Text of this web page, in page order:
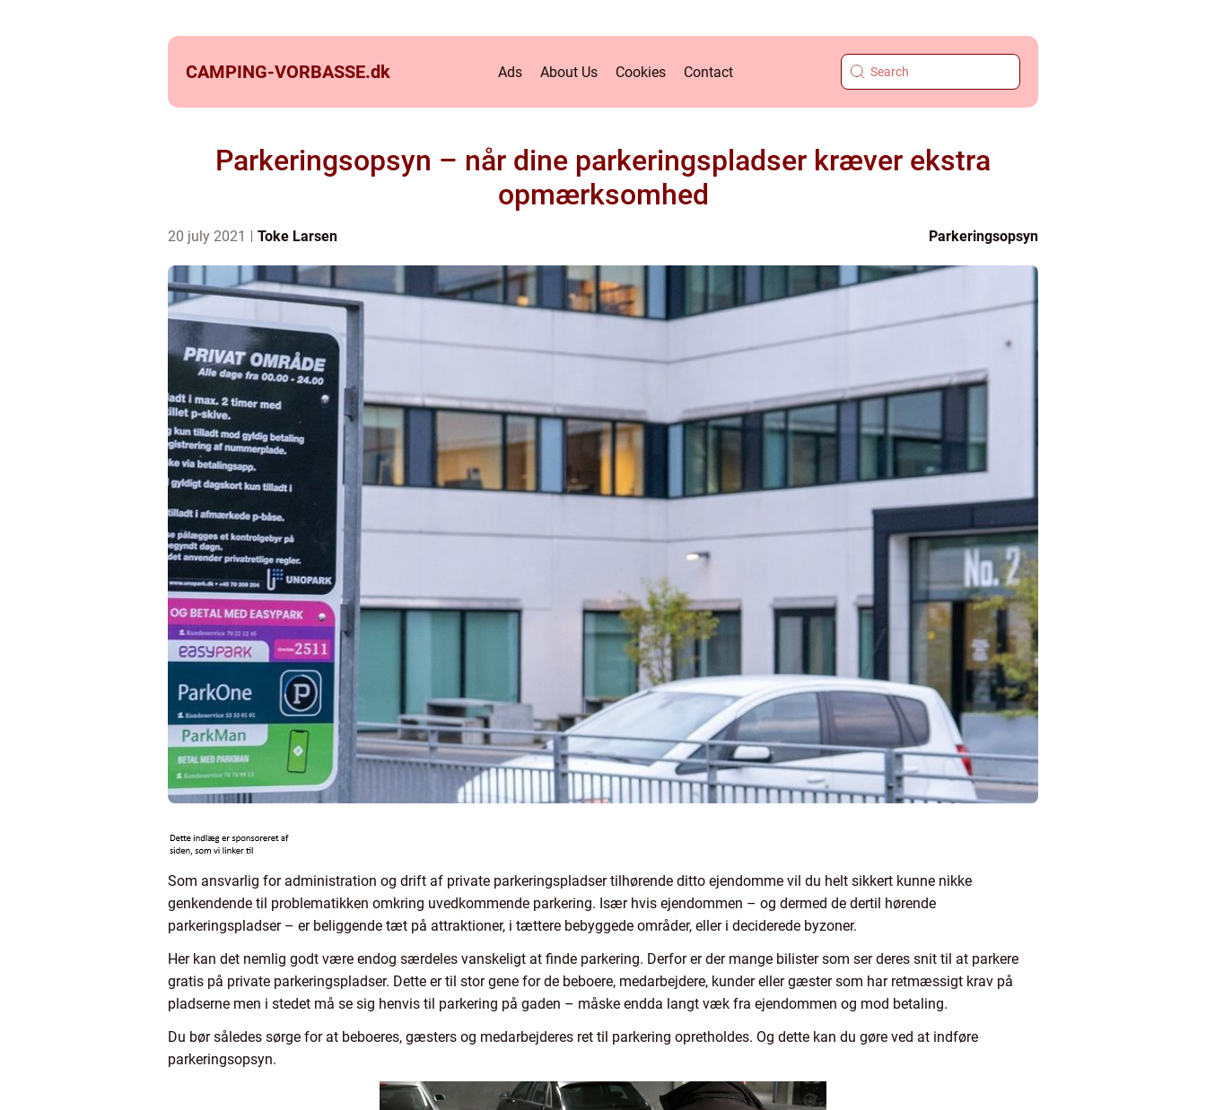
CAMPING-VORBASSE.dk Ads About Us Cookies Contact
Parkeringsopsyn – når dine parkeringspladser kræver ekstra
opmærksomhed
20 july 2021 Toke Larsen Parkeringsopsyn
Som ansvarlig for administration og drift af private parkeringspladser tilhørende ditto ejendomme vil du helt sikkert kunne nikke
genkendende til problematikken omkring uvedkommende parkering. Især hvis ejendommen – og dermed de dertil hørende
parkeringspladser – er beliggende tæt på attraktioner, i tættere bebyggede områder, eller i deciderede byzoner.
Her kan det nemlig godt være endog særdeles vanskeligt at finde parkering. Derfor er der mange bilister som ser deres snit til at parkere
gratis på private parkeringspladser. Dette er til stor gene for de beboere, medarbejdere, kunder eller gæster som har retmæssigt krav på
pladserne men i stedet må se sig henvis til parkering på gaden – måske endda langt væk fra ejendommen og mod betaling.
Du bør således sørge for at beboeres, gæsters og medarbejderes ret til parkering opretholdes. Og dette kan du gøre ved at indføre
parkeringsopsyn.